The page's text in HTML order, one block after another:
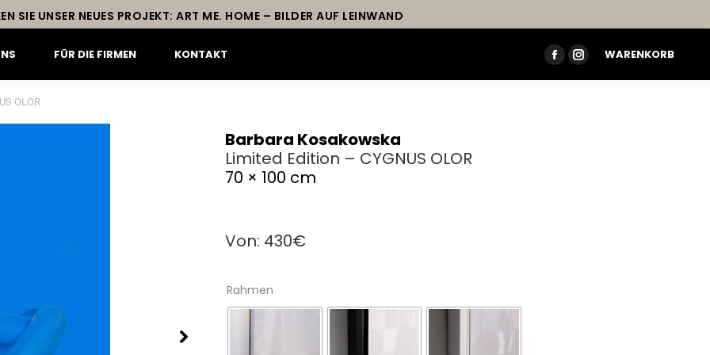
SIE UNSER NEUES PROJEKT: ART ME. HOME – BILDER AUF LEINWAND
FÜR DIE FIRMEN KONTAKT
FACEBOOK
PAGE
INSTAGRAM
PAGE
WARENKORB
OLOR
Barbara Kosakowska
Limited Edition – CYGNUS OLOR
70 × 100 cm
Von: 430€
Rahmen